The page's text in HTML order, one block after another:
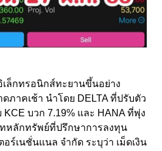
ล็กทรอนิกส์ทะยานขึ้นอย่าง
ภาคเช้า นำโดย DELTA ที่ปรับตัว
บวก 7.19% และ HANA ที่พุ่ง
ทหลักทรัพย์ที่ปรึกษาการลงทุน
อร์เนชั่นแนล จำกัด ระบุว่า เม็ดเงิน